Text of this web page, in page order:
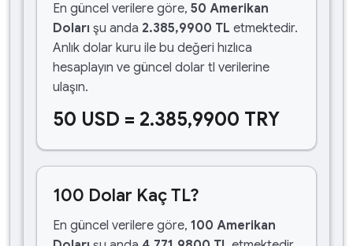
En güncel verilere göre, 50 Amerikan
Doları şu anda 2.385,9900 TL etmektedir.
Anlık dolar kuru ile bu değeri hızlıca
hesaplayın ve güncel dolar tl verilerine
ulaşın.
50 USD = 2.385,9900 TRY
100 Dolar Kaç TL?
En güncel verilere göre, 100 Amerikan